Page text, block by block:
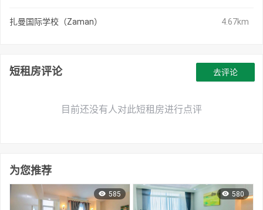
扎曼国际学校（Zaman） 4.67km
短租房评论
目前还没有人对此短租房进行点评
去评论
为您推荐
585 580